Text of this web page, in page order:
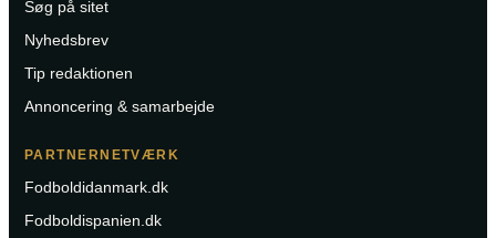
Søg på sitet
Nyhedsbrev
Tip redaktionen
Annoncering & samarbejde
PARTNERNETVÆRK
Fodboldidanmark.dk
Fodboldispanien.dk